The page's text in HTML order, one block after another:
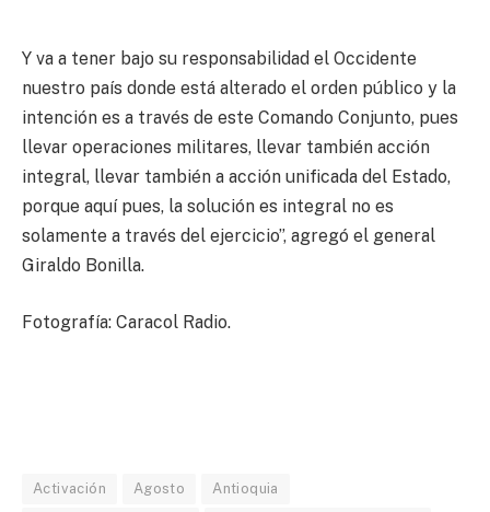
Y va a tener bajo su responsabilidad el Occidente
nuestro país donde está alterado el orden público y la
intención es a través de este Comando Conjunto, pues
llevar operaciones militares, llevar también acción
integral, llevar también a acción unificada del Estado,
porque aquí pues, la solución es integral no es
solamente a través del ejercicio”, agregó el general
Giraldo Bonilla.
Fotografía: Caracol Radio.
Activación Agosto Antioquia